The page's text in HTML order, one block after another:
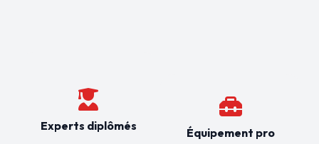
Experts diplômés Équipement pro